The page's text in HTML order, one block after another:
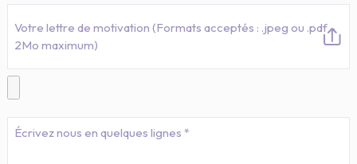
Votre lettre de motivation (Formats acceptés : .jpeg ou .pdf -
2Mo maximum)
Message